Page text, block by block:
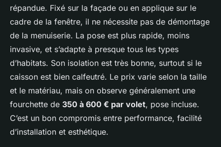
répandue. Fixé sur la façade ou en applique sur le
cadre de la fenêtre, il ne nécessite pas de démontage
de la menuiserie. La pose est plus rapide, moins
invasive, et s’adapte à presque tous les types
d’habitats. Son isolation est très bonne, surtout si le
caisson est bien calfeutré. Le prix varie selon la taille
et le matériau, mais on observe généralement une
fourchette de 350 à 600 € par volet, pose incluse.
C’est un bon compromis entre performance, facilité
d’installation et esthétique.